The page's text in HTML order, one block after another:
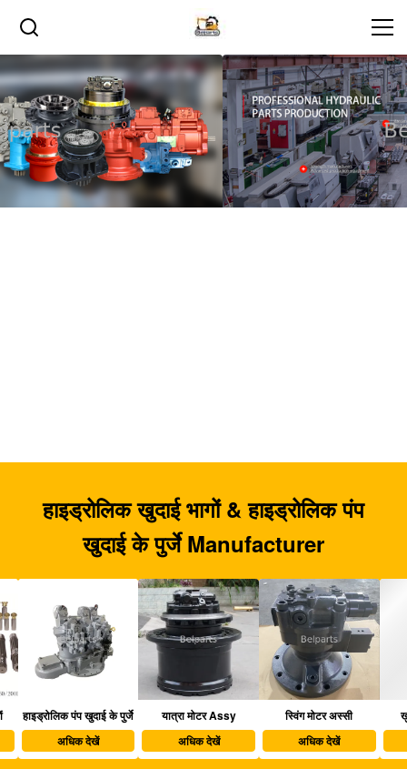
हाइड्रोलिक खुदाई भागों & हाइड्रोलिक पंप
खुदाई के पुर्जे Manufacturer
हाइड्रोलिक पंप खुदाई के पुर्जे
अधिक देखें
यात्रा मोटर Assy
अधिक देखें
स्विंग मोटर अस्सी
अधिक देखें